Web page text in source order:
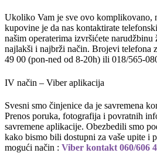
Ukoliko Vam je sve ovo komplikovano,
kupovine je da nas kontaktirate
našim operaterima izvršićete narudžbinu
najlakši i najbrži način. Brojevi telefona
49 00 (pon-ned od 8-20h) ili 018/565-
IV način – Viber aplikacija
Svesni smo činjenice da je savremena
Prenos poruka, fotografija i povratnih
savremene aplikacije. Obezbedili smo
kako bismo bili dostupni za vaše upite i
mogući način : Viber kontakt 060/606